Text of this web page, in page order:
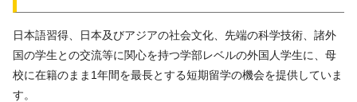
日本語習得、日本及びアジアの社会文化、先端の科学技術、諸外
国の学生との交流等に関心を持つ学部レベルの外国人学生に、母
校に在籍のまま1年間を最長とする短期留学の機会を提供していま
す。